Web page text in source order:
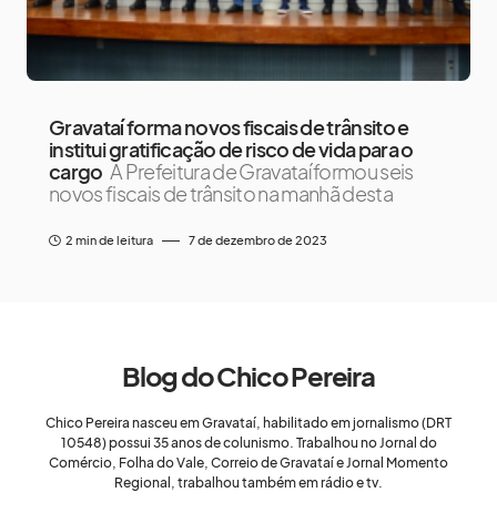
Gravataí forma novos fiscais de trânsito e
institui gratificação de risco de vida para o
cargo A Prefeitura de Gravataí formou seis
novos fiscais de trânsito na manhã desta
2 min de leitura 7 de dezembro de 2023
Blog do Chico Pereira
Chico Pereira nasceu em Gravataí, habilitado em jornalismo (DRT
10548) possui 35 anos de colunismo. Trabalhou no Jornal do
Comércio, Folha do Vale, Correio de Gravataí e Jornal Momento
Regional, trabalhou também em rádio e tv.